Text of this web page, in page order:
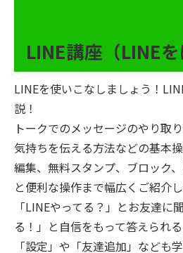
LINE講座（LINEを
LINEを使いこなしましょう！
説！
トークでのメッセージのやり取
気持ちを伝える方法などの基本
編集、無料スタンプ、ブロック
と便利な操作まで幅広くご紹介し
「LINEやってる？」とお友達に
る！」と自信をもって答えられ
「設定」や「友達追加」なども